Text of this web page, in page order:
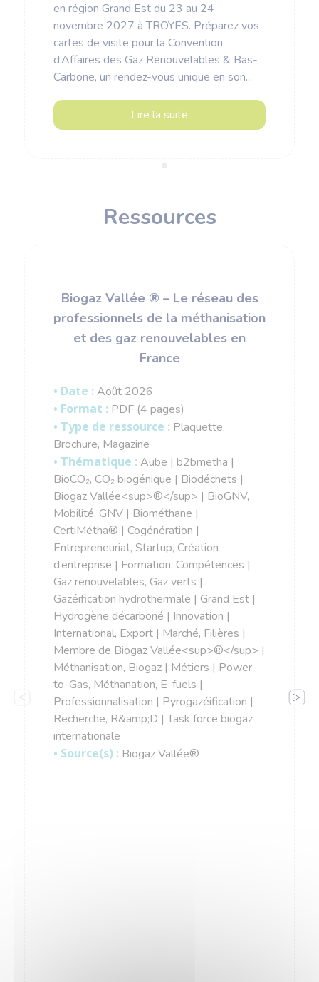
en région Grand Est du 23 au 24
novembre 2027 à TROYES. Préparez vos
cartes de visite pour la Convention
d’Affaires des Gaz Renouvelables & Bas-
Carbone, un rendez-vous unique en son...
Lire la suite
Ressources
Biogaz Vallée ® – Le réseau des
professionnels de la méthanisation
et des gaz renouvelables en
France
• Date :Août 2026
• Format : PDF (4 pages)
• Type de ressource : Plaquette,
Brochure, Magazine
• Thématique :Aube | b2bmetha |
BioCO₂, CO₂ biogénique | Biodéchets |
Biogaz Vallée<sup>®</sup> | BioGNV,
Mobilité, GNV | Biométhane |
CertiMétha® | Cogénération |
Entrepreneuriat, Startup, Création
d’entreprise | Formation, Compétences |
Gaz renouvelables, Gaz verts |
Gazéification hydrothermale | Grand Est |
Hydrogène décarboné | Innovation |
International, Export | Marché, Filières |
Membre de Biogaz Vallée<sup>®</sup> |
Méthanisation, Biogaz | Métiers | Power-
to-Gas, Méthanation, E-fuels |
Professionnalisation | Pyrogazéification |
Recherche, R&amp;D | Task force biogaz
internationale
• Source(s) : Biogaz Vallée®